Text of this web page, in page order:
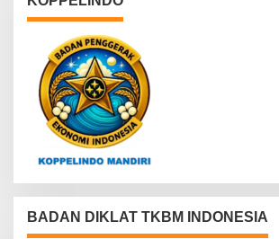
BADAN DIKLAT TKBM INDONESIA